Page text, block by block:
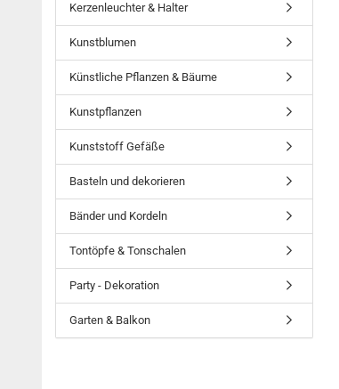
Kerzenleuchter & Halter
Kunstblumen
Künstliche Pflanzen & Bäume
Kunstpflanzen
Kunststoff Gefäße
Basteln und dekorieren
Bänder und Kordeln
Tontöpfe & Tonschalen
Party - Dekoration
Garten & Balkon